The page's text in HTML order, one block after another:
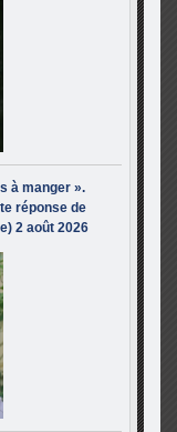
à manger ».
réponse de
2 août 2026